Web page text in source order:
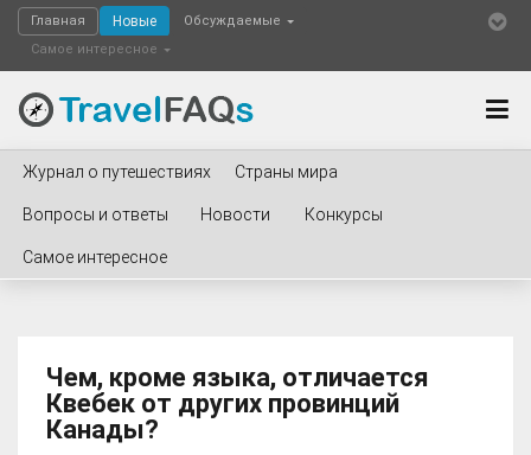
Главная Новые
Обсуждаемые
Самое интересное
Журнал о путешествиях Страны мира
Вопросы и ответы Новости Конкурсы
Самое интересное
Чем, кроме языка, отличается
Квебек от других провинций
Канады?